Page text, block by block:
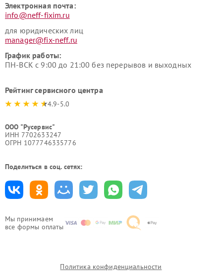
Мы принимаем
все формы оплаты
Электронная почта:
info@neff-fixim.ru
для юридических лиц
manager@fix-neff.ru
График работы:
ПН-ВСК с 9:00 до 21:00 без перерывов и выходных
Рейтинг сервисного центра
4.9-5.0
ООО "Русервис"
ИНН 7702633247
ОГРН 1077746335776
Поделиться в соц. сетях:
Политика конфиденциальности